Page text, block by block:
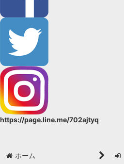
男性用帯
長襦袢
羽織・コート
ショール
https://page.line.me/702ajtyq
ホーム